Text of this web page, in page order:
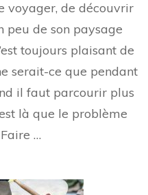
voyager, de découvrir
peu de son paysage
toujours plaisant de
serait-ce que pendant
il faut parcourir plus
là que le problème
…